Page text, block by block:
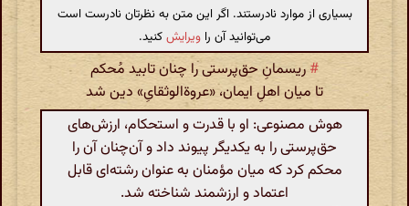
بسیاری از موارد نادرستند. اگر این متن به نظرتان نادرست است
می‌توانید آن را ویرایشکنید.
# ریسمانِ حق‌پرستی را چنان تابید مُحکم
تا میان اهلِ ایمان، «عروة‌الوثقایِ» دین شد
هوش مصنوعی: او با قدرت و استحکام، ارزش‌های
حق‌پرستی را به یکدیگر پیوند داد و آن‌چنان آن را
محکم کرد که میان مؤمنان به عنوان رشته‌ای قابل
اعتماد و ارزشمند شناخته شد.